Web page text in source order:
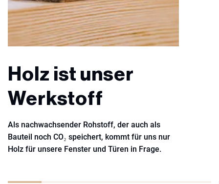
Holz ist unser
Werkstoff
Als nachwachsender Rohstoff, der auch als
Bauteil noch CO₂ speichert, kommt für uns nur
Holz für unsere Fenster und Türen in Frage.